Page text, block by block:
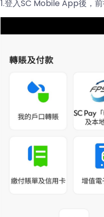
1.登入SC Mobile App後，